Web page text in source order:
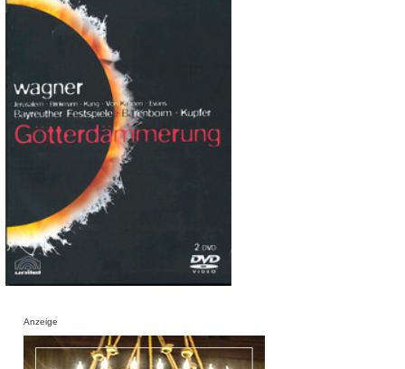
Anzeige